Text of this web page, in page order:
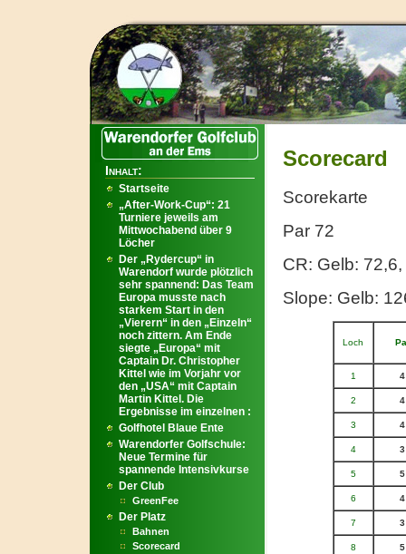
Scorecard
Scorekarte
Par 72
CR: Gelb:
Slope: Gelb:
Loch
1 4
2 4
3 4
4 3
5 5
6 4
7 3
8 5
Inhalt:
Startseite
„After-Work-Cup“: 21
Turniere jeweils am
Mittwochabend über 9
Löcher
Der „Rydercup“ in
Warendorf wurde plötzlich
sehr spannend: Das Team
Europa musste nach
starkem Start in den
„Vierern“ in den „Einzeln“
noch zittern. Am Ende
siegte „Europa“ mit
Captain Dr. Christopher
Kittel wie im Vorjahr vor
den „USA“ mit Captain
Martin Kittel. Die
Ergebnisse im einzelnen :
Golfhotel Blaue Ente
Warendorfer Golfschule:
Neue Termine für
spannende Intensivkurse
Der Club
GreenFee
Der Platz
Bahnen
Scorecard